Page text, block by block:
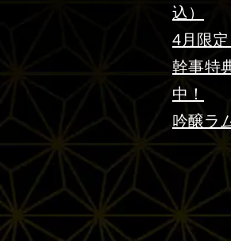
込）
4月限
幹事特
中！
吟醸ラ